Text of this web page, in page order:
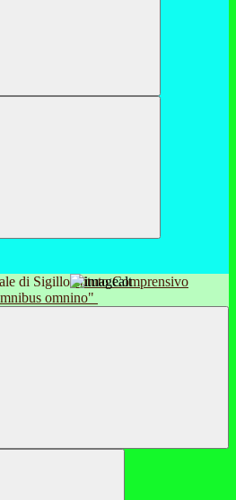
Istituto Comprensivo
omnino"